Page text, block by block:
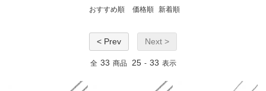
おすすめ順 価格順 新着順
< Prev Next >
全 33 商品 25 - 33 表示